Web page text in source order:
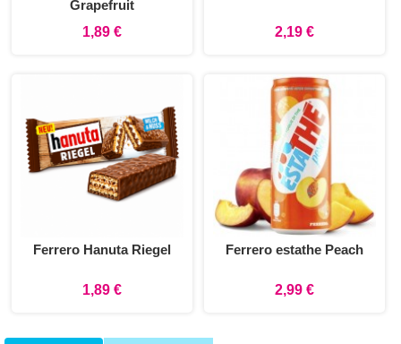
Grapefruit
1,89 €
2,19 €
Ferrero Hanuta Riegel
1,89 €
Ferrero estathe Peach
2,99 €